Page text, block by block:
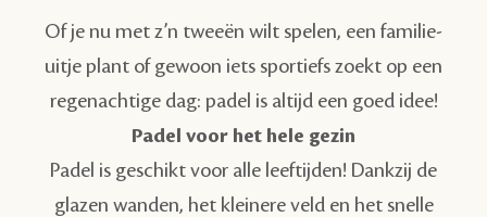
Of je nu met z’n tweeën wilt spelen, een familie-
uitje plant of gewoon iets sportiefs zoekt op een
regenachtige dag: padel is altijd een goed idee!
Padel voor het hele gezin
Padel is geschikt voor alle leeftijden! Dankzij de
glazen wanden, het kleinere veld en het snelle